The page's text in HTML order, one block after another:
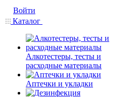
Войти
Каталог
Алкотестеры, тесты и
расходные материалы
Аптечки и укладки